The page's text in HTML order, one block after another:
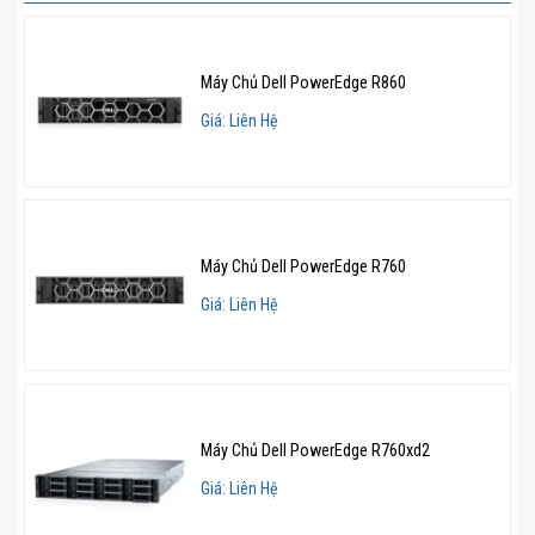
cắm DIMM, có khả năng nâng cấp lên đến 128GB
UDIMM. Nhờ tốc độ truyền tải dữ liệu lên đến 4400
Một điểm đáng chú ý là hệ thống chỉ hỗ trợ loại RAM
ECC DDR5 UDIMM không đăng ký, giúp cải thiện khả
Dung lượng lưu trữ linh hoạt
Về khả năng lưu trữ, PowerEdge R360 hỗ trợ ổ cứng
Máy Chủ Dell PowerEdge R860
Giá: Liên Hệ
Máy Chủ Dell PowerEdge R760
Giá: Liên Hệ
Máy Chủ Dell PowerEdge R760xd2
Giá: Liên Hệ